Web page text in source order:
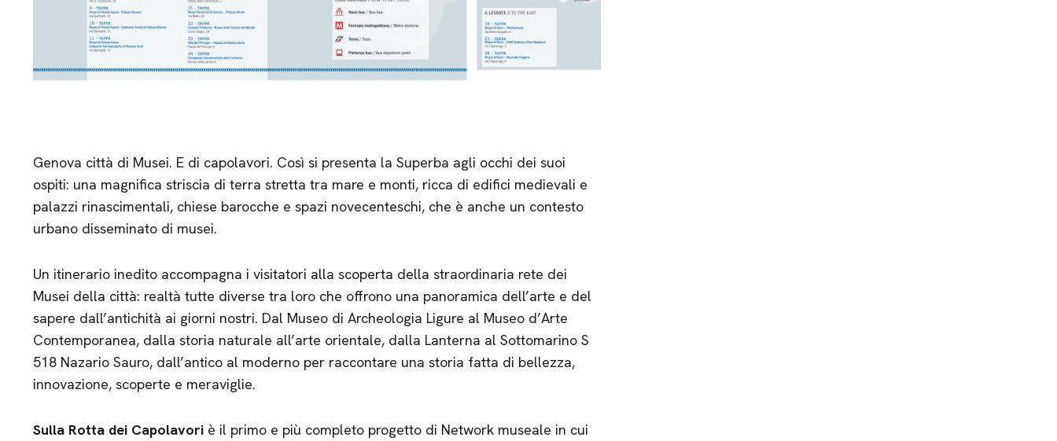
Genova città di Musei. E di capolavori. Così si presenta la Superba agli occhi dei suoi
ospiti: una magnifica striscia di terra stretta tra mare e monti, ricca di edifici medievali e
palazzi rinascimentali, chiese barocche e spazi novecenteschi, che è anche un contesto
urbano disseminato di musei.
Un itinerario inedito accompagna i visitatori alla scoperta della straordinaria rete dei
Musei della città: realtà tutte diverse tra loro che offrono una panoramica dell’arte e del
sapere dall’antichità ai giorni nostri. Dal Museo di Archeologia Ligure al Museo d’Arte
Contemporanea, dalla storia naturale all’arte orientale, dalla Lanterna al Sottomarino S
518 Nazario Sauro, dall’antico al moderno per raccontare una storia fatta di bellezza,
innovazione, scoperte e meraviglie.
Sulla Rotta dei Capolavori è il primo e più completo progetto di Network museale in cui